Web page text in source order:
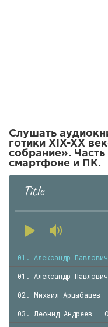
Слушать
готики XIX-XX
собрание».
смартфоне и ПК.
Title
01. Александр
01. Александр
02. Михаил Арцыбашев
03. Леонид Андреев -